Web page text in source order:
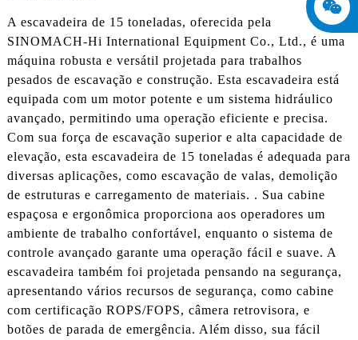
A escavadeira de 15 toneladas, oferecida pela
SINOMACH-Hi International Equipment Co., Ltd., é uma
máquina robusta e versátil projetada para trabalhos
pesados ​​de escavação e construção. Esta escavadeira está
equipada com um motor potente e um sistema hidráulico
avançado, permitindo uma operação eficiente e precisa.
Com sua força de escavação superior e alta capacidade de
elevação, esta escavadeira de 15 toneladas é adequada para
diversas aplicações, como escavação de valas, demolição
de estruturas e carregamento de materiais. . Sua cabine
espaçosa e ergonômica proporciona aos operadores um
ambiente de trabalho confortável, enquanto o sistema de
controle avançado garante uma operação fácil e suave. A
escavadeira também foi projetada pensando na segurança,
apresentando vários recursos de segurança, como cabine
com certificação ROPS/FOPS, câmera retrovisora, e
botões de parada de emergência. Além disso, sua fácil